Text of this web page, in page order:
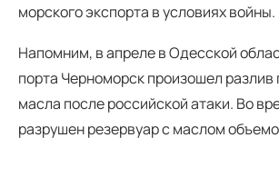
морского экспорта в условиях войны.
Напомним, в апреле в Одесской
порта Черноморск произошел разлив
масла после российской атаки. Во
разрушен резервуар с маслом